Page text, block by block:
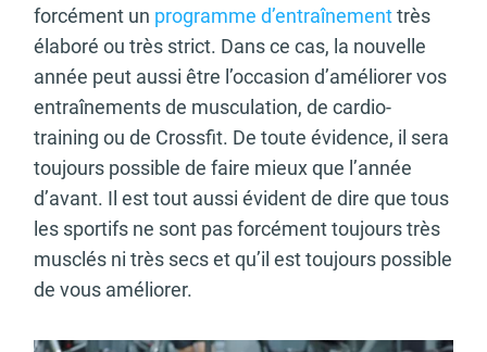
forcément un programme d’entraînementtrès
élaboré ou très strict. Dans ce cas, la nouvelle
année peut aussi être l’occasion d’améliorer vos
entraînements de musculation, de cardio-
training ou de Crossfit. De toute évidence, il sera
toujours possible de faire mieux que l’année
d’avant. Il est tout aussi évident de dire que tous
les sportifs ne sont pas forcément toujours très
musclés ni très secs et qu’il est toujours possible
de vous améliorer.